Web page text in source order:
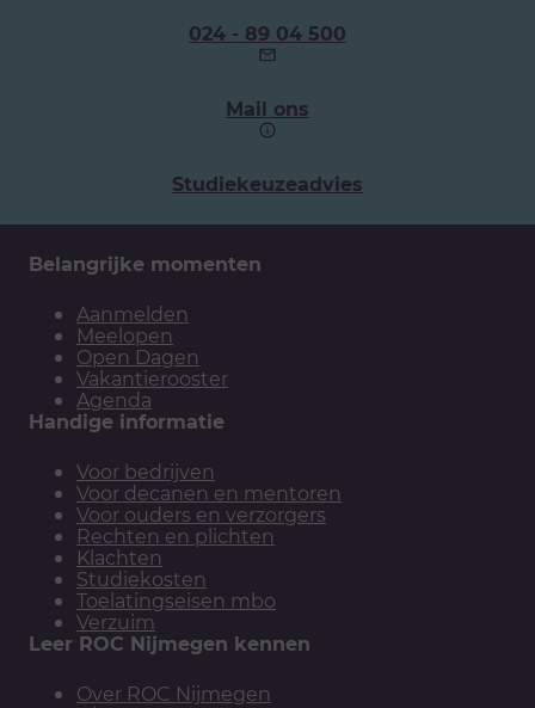
Ons
telefoonnummer:
024 - 89 04 500
Mail ons
Studiekeuzeadvies
Belangrijke momenten
Aanmelden
Meelopen
Open Dagen
Vakantierooster
Agenda
Handige informatie
Voor bedrijven
Voor decanen en mentoren
Voor ouders en verzorgers
Rechten en plichten
Klachten
Studiekosten
Toelatingseisen mbo
Verzuim
Leer ROC Nijmegen kennen
Over ROC Nijmegen